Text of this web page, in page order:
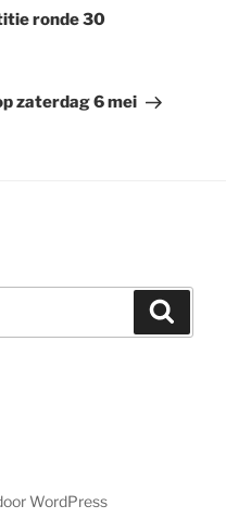
ronde 30
zaterdag 6 mei
WordPress